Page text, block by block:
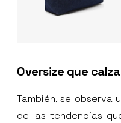
Oversize que
También, se observa
de las tendencias